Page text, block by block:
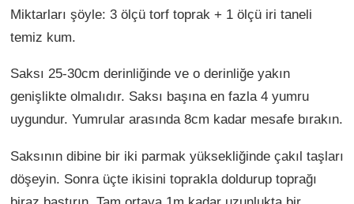
Miktarları şöyle: 3 ölçü torf toprak + 1 ölçü iri taneli
temiz kum.
Saksı 25-30cm derinliğinde ve o derinliğe yakın
genişlikte olmalıdır. Saksı başına en fazla 4 yumru
uygundur. Yumrular arasında 8cm kadar mesafe bırakın.
Saksının dibine bir iki parmak yüksekliğinde çakıl taşları
döşeyin. Sonra üçte ikisini toprakla doldurup toprağı